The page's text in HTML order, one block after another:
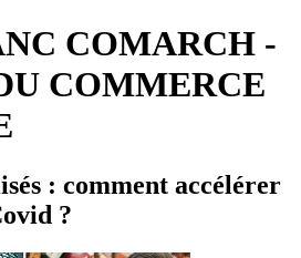
COMARCH -
COMMERCE
: comment accélérer
?